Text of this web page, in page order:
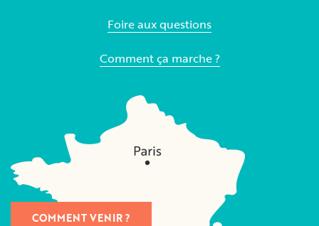
Foire aux questions
Comment ça marche ?
COMMENT VENIR ?